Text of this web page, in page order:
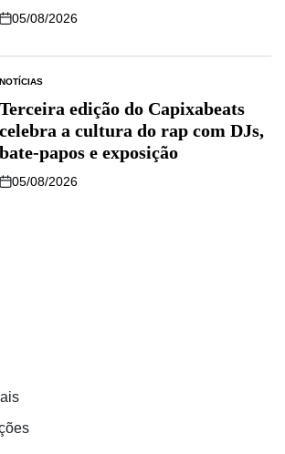
05/08/2026
NOTÍCIAS
Terceira edição do Capixabeats
celebra a cultura do rap com DJs,
bate-papos e exposição
05/08/2026